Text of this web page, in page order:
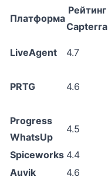
Платформа
Рейтинг
Capterra
LiveAgent
4.7
PRTG 4.6
Progress
WhatsUp
4.5
Spiceworks 4.4
Auvik
4.6